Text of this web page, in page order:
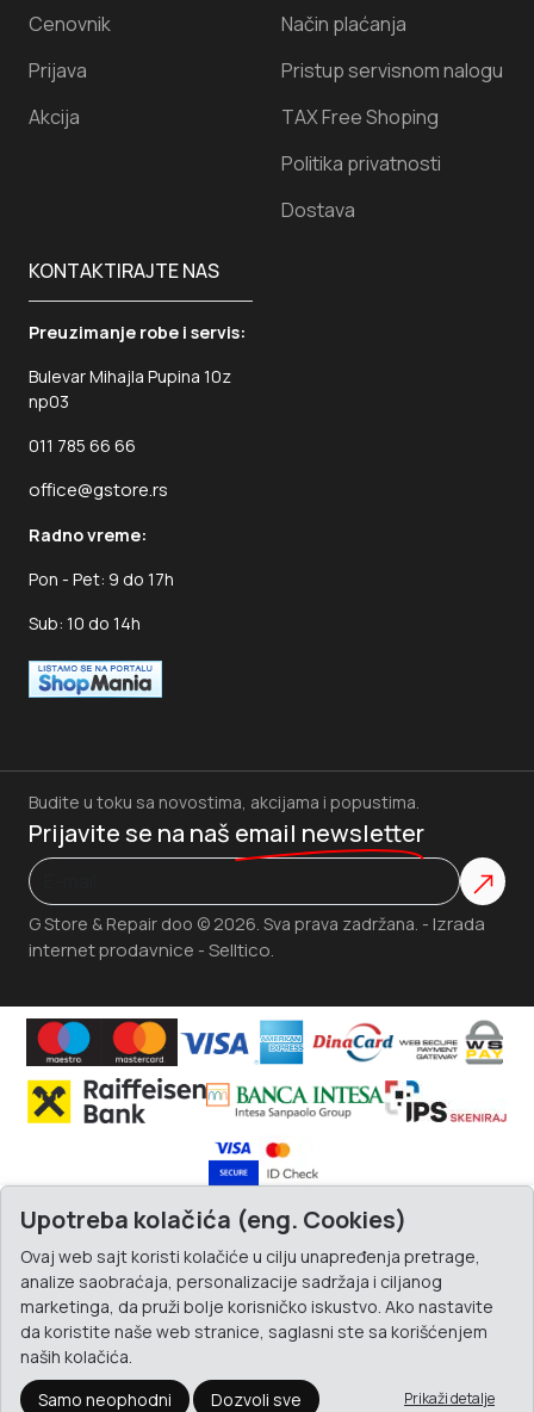
Način plaćanja
Pristup servisnom nalogu
TAX Free Shoping
Politika privatnosti
Dostava
KONTAKTIRAJTE NAS
Preuzimanje robe i servis:
Bulevar Mihajla Pupina 10z
np03
011 785 66 66
office@gstore.rs
Radno vreme:
Pon - Pet: 9 do 17h
Sub: 10 do 14h
Cenovnik
Prijava
Akcija
G Store & Repair doo © 2026. Sva prava zadržana. - Izrada
internet prodavnice - Selltico.
Budite u toku sa novostima, akcijama i popustima.
Prijavite se na naš email newsletter
Upotreba kolačića (eng. Cookies)
Ovaj web sajt koristi kolačiće u cilju unapređenja pretrage,
analize saobraćaja, personalizacije sadržaja i ciljanog
marketinga, da pruži bolje korisničko iskustvo. Ako nastavite
da koristite naše web stranice, saglasni ste sa korišćenjem
naših kolačića.
Samo neophodni
Dozvoli sve Prikaži detalje